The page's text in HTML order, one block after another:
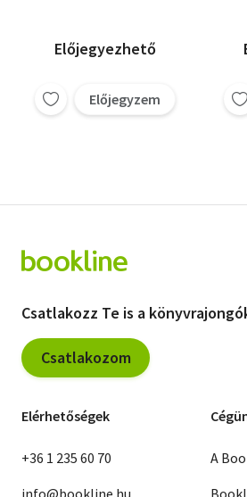
Előjegyezhető
Előjegyzem
Csatlakozz Te is a
Csatlakozom
Elérhetőségek
+36 1 235 60 70
info@bookline.hu
A